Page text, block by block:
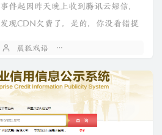
事件起因昨天晚上收到腾讯云短信，
发现CDN欠费了，是的，你没看错提
晨狐戏语